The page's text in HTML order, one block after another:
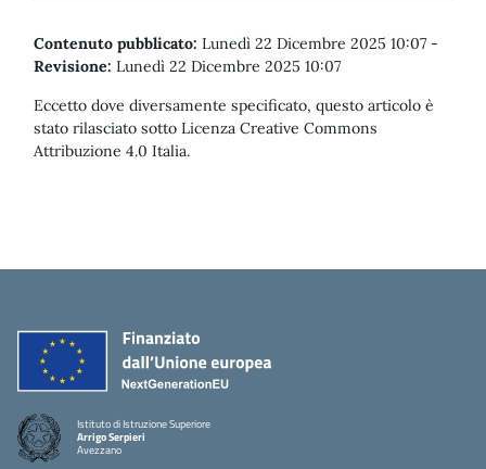
Contenuto pubblicato: Lunedì 22 Dicembre 2025 10:07 -
Revisione: Lunedì 22 Dicembre 2025 10:07
Eccetto dove diversamente specificato, questo articolo è
stato rilasciato sotto Licenza Creative Commons
Attribuzione 4.0 Italia.
Istituto di Istruzione Superiore
Arrigo Serpieri
Avezzano